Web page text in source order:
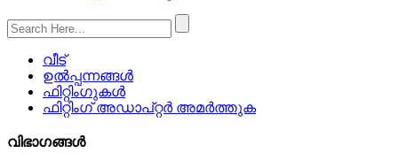
വീട്
ഉൽപ്പന്നങ്ങൾ
ഫിറ്റിംഗുകൾ
ഫിറ്റിംഗ് അഡാപ്റ്റർ അമർത്തുക
വിഭാഗങ്ങൾ